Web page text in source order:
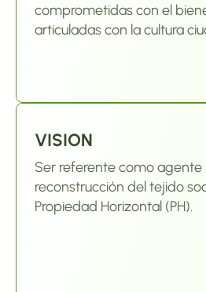
comprometidas con el
articuladas con la cultura
VISION
Ser referente como agente
reconstrucción del tejido
Propiedad Horizontal (PH).